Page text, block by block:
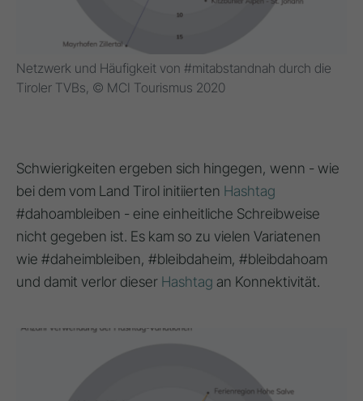
Netzwerk und Häufigkeit von #mitabstandnah durch die
Tiroler TVBs, © MCI Tourismus 2020
Schwierigkeiten ergeben sich hingegen, wenn - wie
bei dem vom Land Tirol initiierten Hashtag
#dahoambleiben - eine einheitliche Schreibweise
nicht gegeben ist. Es kam so zu vielen Variatenen
wie #daheimbleiben, #bleibdaheim, #bleibdahoam
und damit verlor dieser Hashtag an Konnektivität.